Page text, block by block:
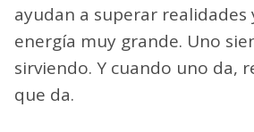
ayudan a superar realidades
energía muy grande. Uno
sirviendo. Y cuando uno da,
que da.